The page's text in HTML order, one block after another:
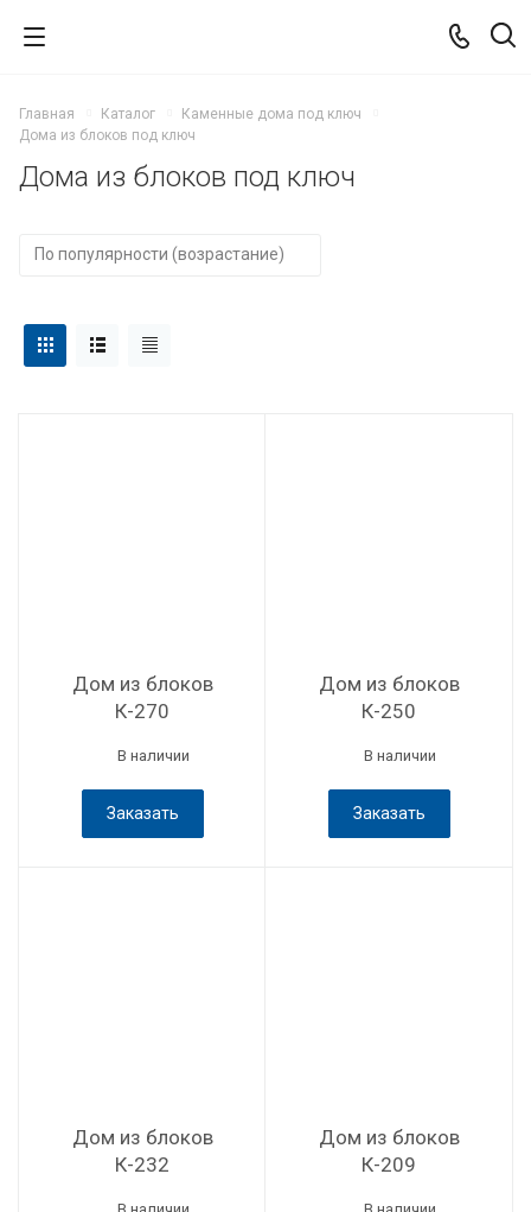
Главная Каталог
Каменные дома под ключ
Дома из блоков под ключ
Дома из блоков под ключ
Дом из блоков
К-270
В наличии
Заказать
Дом из блоков
К-250
В наличии
Заказать
Дом из блоков
К-232
Дом из блоков
К-209